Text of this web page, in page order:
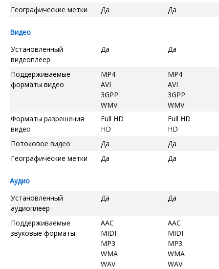
Географические метки Да Да
Видео
Установленный
видеоплеер
Да Да
Поддерживаемые
форматы видео
MP4
AVI
3GPP
WMV
MP4
AVI
3GPP
WMV
Форматы разрешения
видео
Full HD
HD
Full HD
HD
Потоковое видео
Да
Да
Географические метки
Да Да
Аудио
Установленный
аудиоплеер
Да Да
Поддерживаемые
звуковые форматы
AAC
MIDI
MP3
WMA
WAV
AAC
MIDI
MP3
WMA
WAV